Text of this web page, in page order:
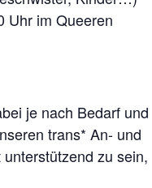
Uhr im Queeren
je nach Bedarf und
trans* An- und
zu sein,